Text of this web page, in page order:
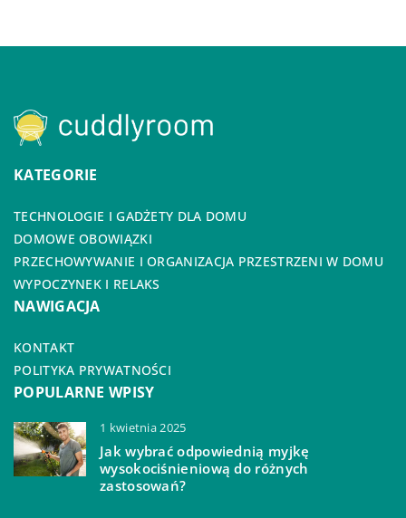
KATEGORIE
TECHNOLOGIE I GADŻETY DLA DOMU
DOMOWE OBOWIĄZKI
PRZECHOWYWANIE I ORGANIZACJA PRZESTRZENI W DOMU
WYPOCZYNEK I RELAKS
NAWIGACJA
KONTAKT
POLITYKA PRYWATNOŚCI
POPULARNE WPISY
1 kwietnia 2025
Jak wybrać odpowiednią myjkę
wysokociśnieniową do różnych
zastosowań?